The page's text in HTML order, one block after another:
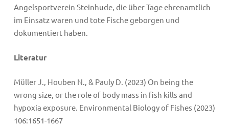
Angelsportverein Steinhude, die über Tage ehrenamtlich
im Einsatz waren und tote Fische geborgen und
dokumentiert haben.
Literatur
Müller J., Houben N., & Pauly D. (2023) On being the
wrong size, or the role of body mass in fish kills and
hypoxia exposure. Environmental Biology of Fishes (2023)
106:1651-1667